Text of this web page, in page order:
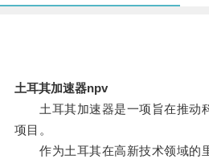
土耳其加速器npv
土耳其加速器是一项旨在推动
项目。
作为土耳其在高新技术领域的